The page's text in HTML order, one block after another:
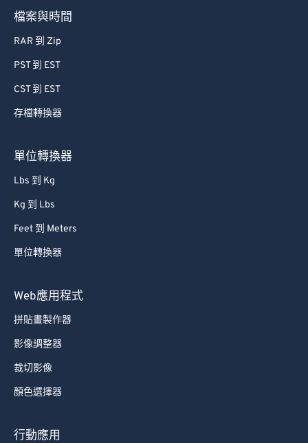
檔案與時間
RAR 到 Zip
PST 到 EST
CST 到 EST
存檔轉換器
單位轉換器
Lbs 到 Kg
Kg 到 Lbs
Feet 到 Meters
單位轉換器
Web應用程式
拼貼畫製作器
影像調整器
裁切影像
顏色選擇器
行動應用